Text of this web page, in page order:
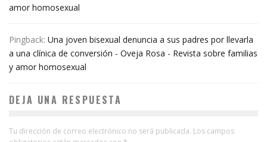
amor homosexual
Pingback: Una joven bisexual denuncia a sus padres por llevarla
a una clínica de conversión - Oveja Rosa - Revista sobre familias
y amor homosexual
DEJA UNA RESPUESTA
Tu dirección de correo electrónico no será publicada. Los campos